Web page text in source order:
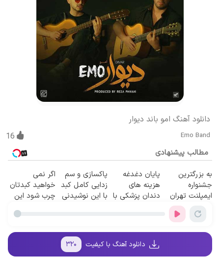
دانلود آهنگ امو باند دیوار
Emo Band
16
مطالب پیشنهادی
به بزرگترین
جشنواره
ایمپلنت تهران
سر بزنید ! |
فقط ۲۵ میلیون
پایان دغدغه
هزینه های
دندان پزشکی با
پاکسازی و سم
زدایی کامل کبد
با این نوشیدنی
اگر نمی
خواهید کبدتان
چرب شود این
طعم را بنوشید
دانلود آهنگ با کیفیت ۳۲۰